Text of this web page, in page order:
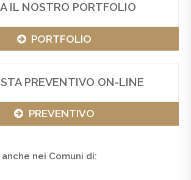
IL NOSTRO PORTFOLIO
PORTFOLIO
PREVENTIVO ON-LINE
PREVENTIVO
nei Comuni di: